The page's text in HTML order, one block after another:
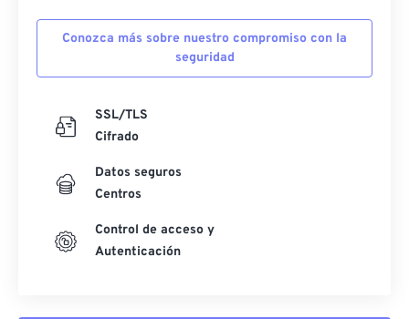
Conozca más sobre nuestro compromiso con la
seguridad
SSL/TLS
Cifrado
Datos seguros
Centros
Control de acceso y
Autenticación